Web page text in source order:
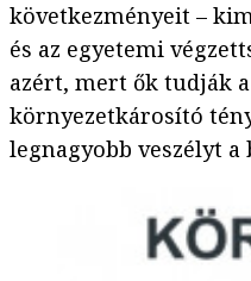
következményeit –
és az egyetemi
azért, mert ők tudják
környezetkárosító
legnagyobb veszélyt a